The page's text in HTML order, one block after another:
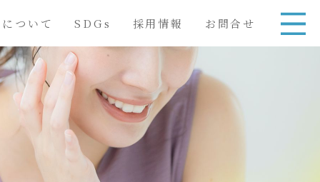
ついて SDGs 採用情報 お問合せ